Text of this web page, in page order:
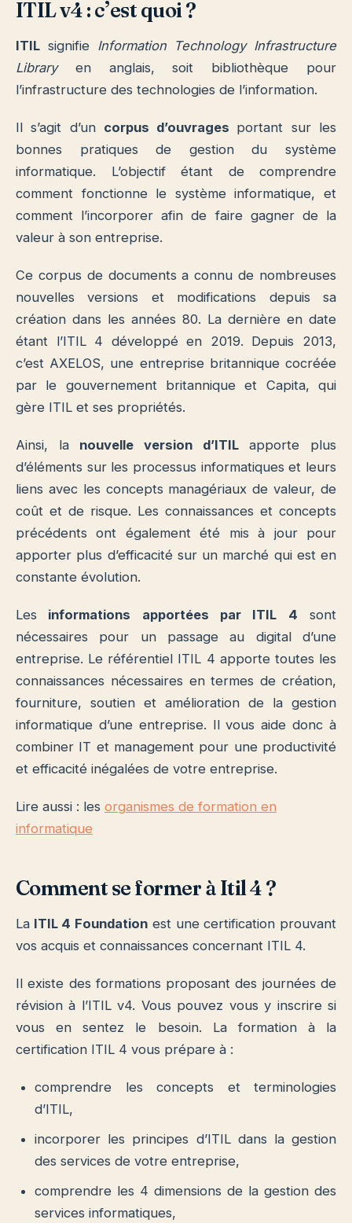
ITIL v4 : c’est quoi ?
ITIL signifie Information Technology Infrastructure
Libraryen anglais, soit bibliothèque pour
l’infrastructure des technologies de l’information.
Il s’agit d’un corpus d’ouvrages portant sur les
bonnes pratiques de gestion du système
informatique. L’objectif étant de comprendre
comment fonctionne le système informatique, et
comment l’incorporer afin de faire gagner de la
valeur à son entreprise.
Ce corpus de documents a connu de nombreuses
nouvelles versions et modifications depuis sa
création dans les années 80. La dernière en date
étant l’ITIL 4 développé en 2019. Depuis 2013,
c’est AXELOS, une entreprise britannique cocréée
par le gouvernement britannique et Capita, qui
gère ITIL et ses propriétés.
Ainsi, la nouvelle version d’ITILapporte plus
d’éléments sur les processus informatiques et leurs
liens avec les concepts managériaux de valeur, de
coût et de risque. Les connaissances et concepts
précédents ont également été mis à jour pour
apporter plus d’efficacité sur un marché qui est en
constante évolution.
Les informations apportées par ITIL 4 sont
nécessaires pour un passage au digital d’une
entreprise. Le référentiel ITIL 4 apporte toutes les
connaissances nécessaires en termes de création,
fourniture, soutien et amélioration de la gestion
informatique d’une entreprise. Il vous aide donc à
combiner IT et management pour une productivité
et efficacité inégalées de votre entreprise.
Lire aussi : les organismes de formation en
informatique
Comment se former à Itil 4 ?
La ITIL 4 Foundation est une certification prouvant
vos acquis et connaissances concernant ITIL 4.
Il existe des formations proposant des journées de
révision à l’ITIL v4. Vous pouvez vous y inscrire si
vous en sentez le besoin. La formation à la
certification ITIL 4 vous prépare à :
comprendre les concepts et terminologies
d’ITIL,
incorporer les principes d’ITIL dans la gestion
des services de votre entreprise,
comprendre les 4 dimensions de la gestion des
services informatiques,